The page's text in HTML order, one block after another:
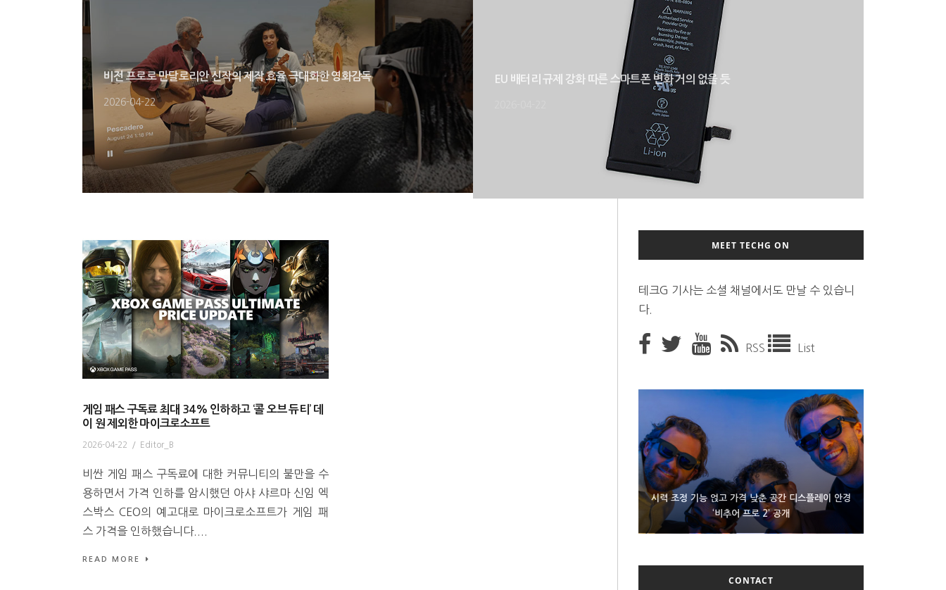
비전 프로로 만달로리안 신작의 제작 효율 극대화한 영화감독
2026-04-22
EU 배터리 규제 강화 따른 스마트폰 변화 거의 없을 듯
게임 패스 구독료 최대 34% 인하하고 ‘콜 오브 듀티’ 데
이 원 제외한 마이크로소프트
2026-04-22 / Editor_B
비싼 게임 패스 구독료에 대한 커뮤니티의 불만을 수
용하면서 가격 인하를 암시했던 아샤 샤르마 신임 엑
스박스 CEO의 예고대로 마이크로소프트가 게임 패
스 가격을 인하했습니다....
READ MORE
MEET TECHG ON
테크G 기사는 소셜 채널에서도 만날 수 있습니
다.
RSS List
시력 조정 기능 얹고 가격 낮춘 공간 디스플레이 안경
‘비추어 프로 2’ 공개
D램 부족에 10억달러어치 아이폰18 프로세서 패키징
대기 중
300~400달러 반지형 스피커 준비하는 오픈AI
CONTACT